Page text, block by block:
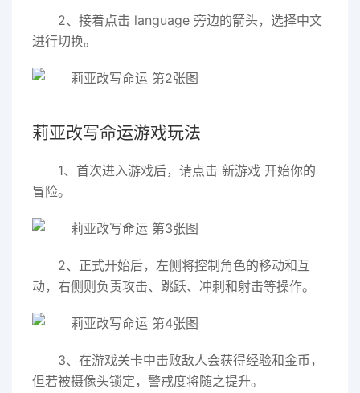
2、接着点击 language 旁边的箭头，选择中文
进行切换。
莉亚改写命运游戏玩法
1、首次进入游戏后，请点击 新游戏 开始你的
冒险。
2、正式开始后，左侧将控制角色的移动和互
动，右侧则负责攻击、跳跃、冲刺和射击等操作。
3、在游戏关卡中击败敌人会获得经验和金币，
但若被摄像头锁定，警戒度将随之提升。